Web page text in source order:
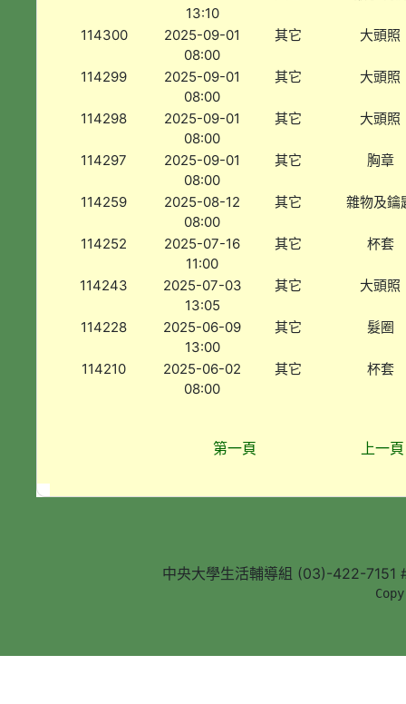
13:10
114300
2025-09-01
08:00
其它 大頭照
114299
2025-09-01
08:00
其它 大頭照
114298
2025-09-01
08:00
其它 大頭照
114297
2025-09-01
08:00
其它 胸章
114259
2025-08-12
08:00
其它 雜物及鑰
114252
2025-07-16
11:00
其它 杯套
114243
2025-07-03
13:05
其它 大頭照
114228
2025-06-09
13:00
其它 髮圈
114210
2025-06-02
08:00
其它 杯套
第一頁 上一頁
中央大學生活輔導組 (03)-422-7151